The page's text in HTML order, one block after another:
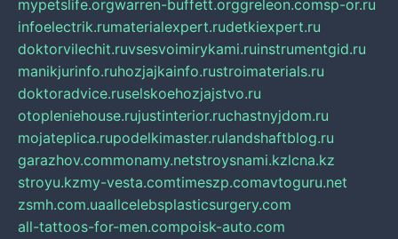
mypetslife.orgwarren-buffett.orggreleon.comsp-or.ru
infoelectrik.rumaterialexpert.rudetkiexpert.ru
doktorvilechit.ruvsesvoimirykami.ruinstrumentgid.ru
manikjurinfo.ruhozjajkainfo.rustroimaterials.ru
doktoradvice.ruselskoehozjajstvo.ru
otopleniehouse.rujustinterior.ruchastnyjdom.ru
mojateplica.rupodelkimaster.rulandshaftblog.ru
garazhov.commonamy.netstroysnami.kzlcna.kz
stroyu.kzmy-vesta.comtimeszp.comavtoguru.net
zsmh.com.uaallcelebsplasticsurgery.com
all-tattoos-for-men.compoisk-auto.com